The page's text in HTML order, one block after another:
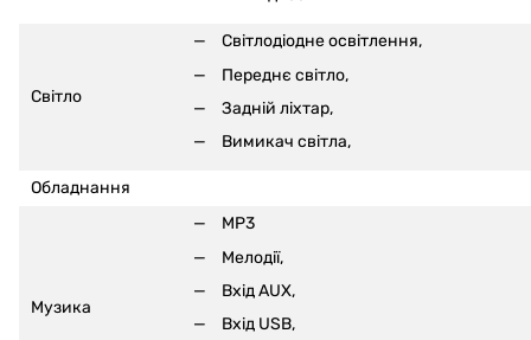
Світло
Світлодіодне освітлення,
Переднє світло,
Задній ліхтар,
Вимикач світла,
Обладнання
Музика
MP3
Мелодії,
Вхід AUX,
Вхід USB,